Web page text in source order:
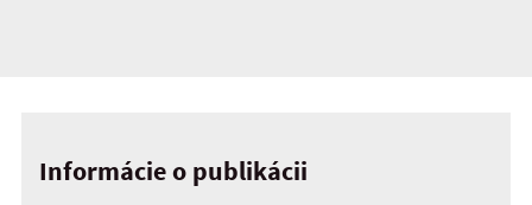
Informácie o publikácii